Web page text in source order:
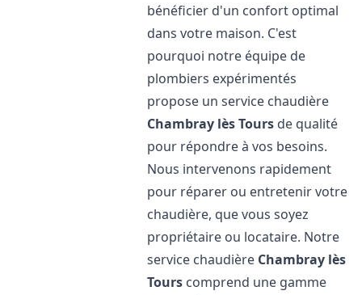
bénéficier d'un confort optimal
dans votre maison. C'est
pourquoi notre équipe de
plombiers expérimentés
propose un service chaudière
Chambray lès Tours de qualité
pour répondre à vos besoins.
Nous intervenons rapidement
pour réparer ou entretenir votre
chaudière, que vous soyez
propriétaire ou locataire. Notre
service chaudière Chambray lès
Tours comprend une gamme